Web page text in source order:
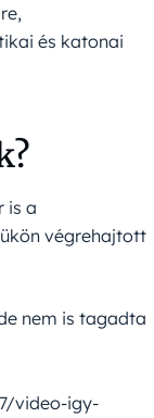
és katonai
is a
végrehajtott
nem is tagadta
video-igy-